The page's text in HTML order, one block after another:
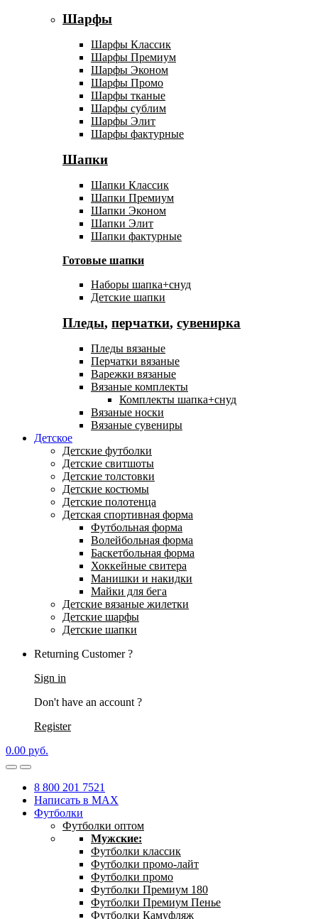
Шарфы
Шарфы Классик
Шарфы Премиум
Шарфы Эконом
Шарфы Промо
Шарфы тканые
Шарфы сублим
Шарфы Элит
Шарфы фактурные
Шапки
Шапки Классик
Шапки Премиум
Шапки Эконом
Шапки Элит
Шапки фактурные
Готовые шапки
Наборы шапка+снуд
Детские шапки
Пледы, перчатки, сувенирка
Пледы вязаные
Перчатки вязаные
Варежки вязаные
Вязаные комплекты
Комплекты шапка+снуд
Вязаные носки
Вязаные сувениры
Детское
Детские футболки
Детские свитшоты
Детские толстовки
Детские костюмы
Детские полотенца
Детская спортивная форма
Футбольная форма
Волейбольная форма
Баскетбольная форма
Хоккейные свитера
Манишки и накидки
Майки для бега
Детские вязаные жилетки
Детские шарфы
Детские шапки
Returning Customer ?
Sign in
Don't have an account ?
Register
0.00 руб.
8 800 201 7521
Написать в MAX
Футболки
Футболки оптом
Мужские:
Футболки классик
Футболки промо-лайт
Футболки промо
Футболки Премиум 180
Футболки Премиум Пенье
Футболки Камуфляж